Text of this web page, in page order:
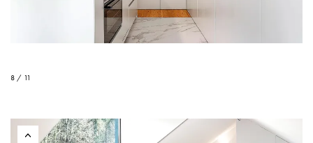
8 / 11